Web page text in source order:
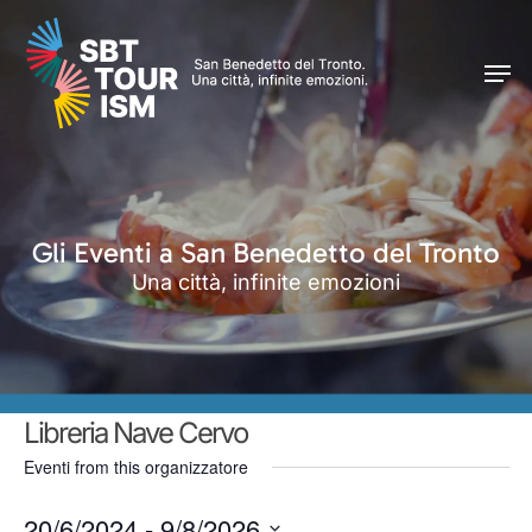
Skip
main
content
Gli Eventi a San Benedetto del Tronto
Una città, infinite emozioni
Libreria Nave Cervo
Eventi from this organizzatore